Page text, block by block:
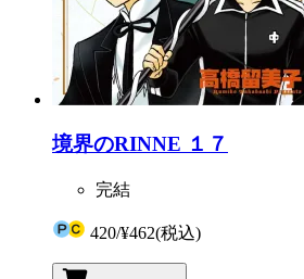
境界のRINNE １７
完結
420/¥462(税込)